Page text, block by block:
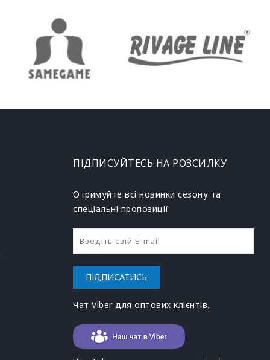
ПІДПИСУЙТЕСЬ НА РОЗСИЛКУ
Отримуйте всі новинки сезону та
спеціальні пропозиції
ПІДПИСАТИСЬ
Чат Viber для оптових клієнтів.